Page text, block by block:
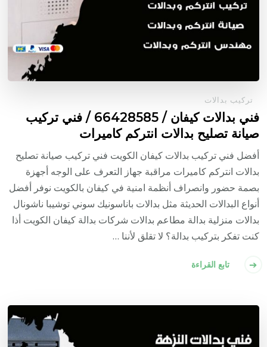
تركيب بدالات
فني بدالات كيفان / 66428585 / فني تركيب
صيانة تصليح بدالات انتركم كاميرات
أفضل فني تركيب بدالات كيفان الكويت فني تركيب صيانة تصليح
بدالات انتركم كاميرات مراقبة جهاز التعرف على الوجه أجهزة
بصمة حضور وانصراف أنظمة امنية في كيفان بالكويت نوفر أفضل
أنواع البدالات الحديثة مثل بدالات باناسونيك سوني توشيبا ناشونال
بدالات منزلية بدالة مطاعم بدالات شركات بدالة كيفان الكويت أذا
كنت تفكر بتركيب بدالة؟ لا تقلق لأننا …
تابع القراءة